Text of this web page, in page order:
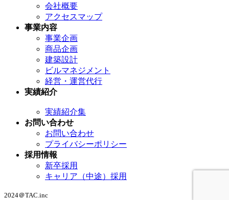
会社概要
アクセスマップ
事業内容
事業企画
商品企画
建築設計
ビルマネジメント
経営・運営代行
実績紹介
実績紹介集
お問い合わせ
お問い合わせ
プライバシーポリシー
採用情報
新卒採用
キャリア（中途）採用
2024＠TAC.inc